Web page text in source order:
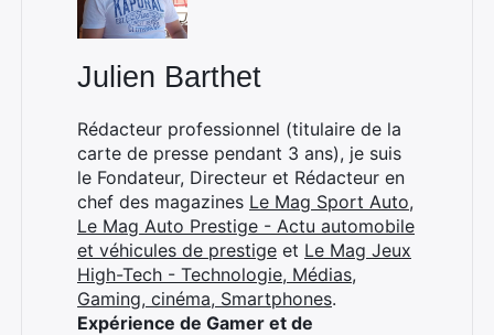
Julien Barthet
Rédacteur professionnel (titulaire de la
carte de presse pendant 3 ans), je suis
le Fondateur, Directeur et Rédacteur en
chef des magazines Le Mag Sport Auto,
Le Mag Auto Prestige - Actu automobile
et véhicules de prestige et Le Mag Jeux
High-Tech - Technologie, Médias,
Gaming, cinéma, Smartphones.
Expérience de Gamer et de